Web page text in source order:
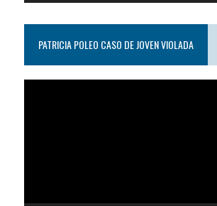
PATRICIA POLEO CASO DE JOVEN VIOLADA